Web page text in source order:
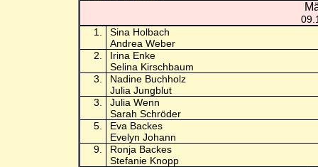
1.
Sina Holbach
Andrea Weber
2.
Irina Enke
Selina Kirschbaum
3.
Nadine Buchholz
Julia Jungblut
3.
Julia Wenn
Sarah Schröder
5.
Eva Backes
Evelyn Johann
9.
Ronja Backes
Stefanie Knopp